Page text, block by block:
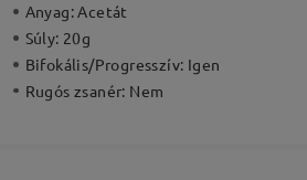
Anyag:Acetát
Súly: 20g
Bifokális/Progresszív: Igen
Rugós zsanér: Nem